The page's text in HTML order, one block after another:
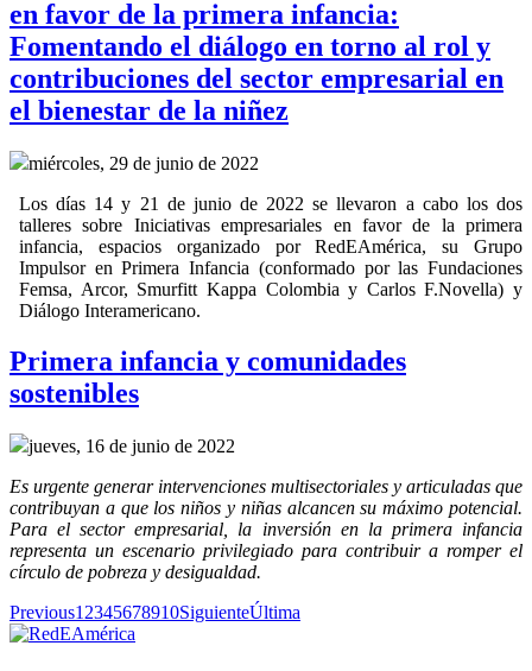
en favor de la primera infancia:
Fomentando el diálogo en torno al rol y
contribuciones del sector empresarial en
el bienestar de la niñez
miércoles, 29 de junio de 2022
Los días 14 y 21 de junio de 2022 se llevaron a cabo los dos
talleres sobre Iniciativas empresariales en favor de la primera
infancia, espacios organizado por RedEAmérica, su Grupo
Impulsor en Primera Infancia (conformado por las Fundaciones
Femsa, Arcor, Smurfitt Kappa Colombia y Carlos F.Novella) y
Diálogo Interamericano.
Primera infancia y comunidades
sostenibles
jueves, 16 de junio de 2022
Es urgente generar intervenciones multisectoriales y articuladas que
contribuyan a que los niños y niñas alcancen su máximo potencial.
Para el sector empresarial, la inversión en la primera infancia
representa un escenario privilegiado para contribuir a romper el
círculo de pobreza y desigualdad.
Previous1 2345678910SiguienteÚltima